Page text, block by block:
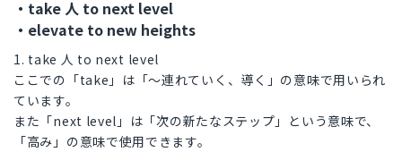
・take 人 to next level
・elevate to new heights
1. take 人 to next level
ここでの「take」は「～連れていく、導く」の意味で用いられ
ています。
また「next level」は「次の新たなステップ」という意味で、
「高み」の意味で使用できます。